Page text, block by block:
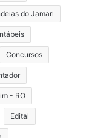
do Jamari
Concursos
- RO
Edital